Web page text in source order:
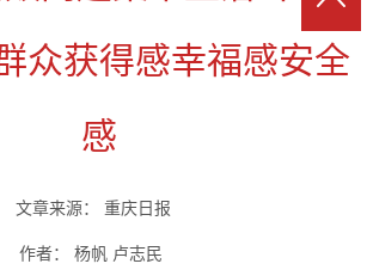
众获得感幸福感安全
感
文章来源： 重庆日报
作者： 杨帆 卢志民